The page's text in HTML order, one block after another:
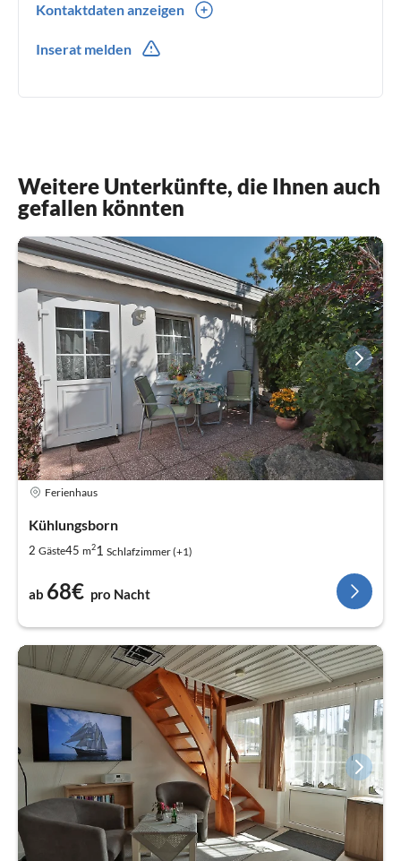
Kontaktdaten anzeigen
Inserat melden
Weitere Unterkünfte, die Ihnen auch
gefallen könnten
Ferienhaus
Kühlungsborn
2 Gäste45 m21 Schlafzimmer (+1)
ab 68€ pro Nacht